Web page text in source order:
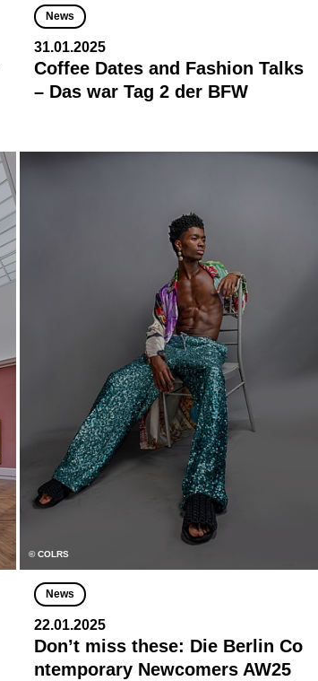
News
31.01.2025
Coffee Dates and Fashion Talks
– Das war Tag 2 der BFW
© COLRS
News
22.01.2025
Don’t miss these: Die Berlin Co
ntemporary Newcomers AW25